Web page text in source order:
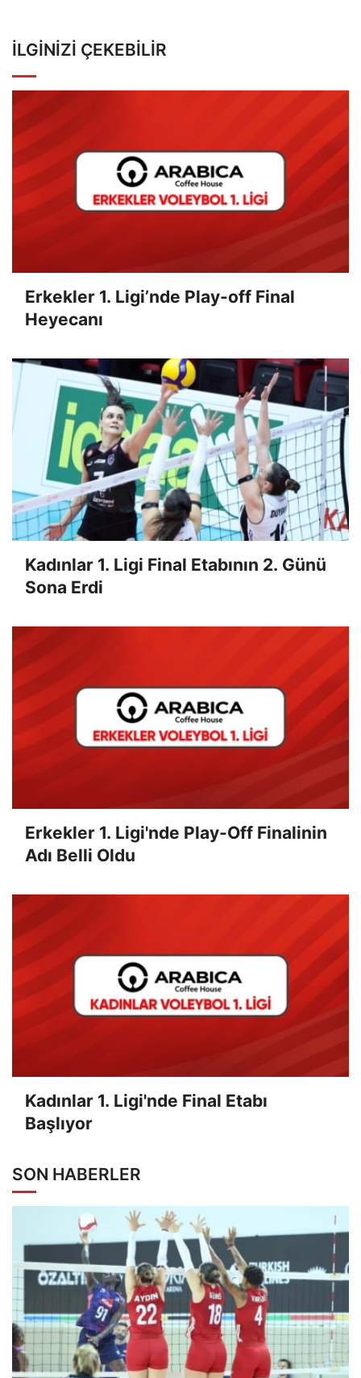
İLGINIZI ÇEKEBILIR
Erkekler 1. Ligi’nde Play-off Final
Heyecanı
Kadınlar 1. Ligi Final Etabının 2. Günü
Sona Erdi
Erkekler 1. Ligi'nde Play-Off Finalinin
Adı Belli Oldu
Kadınlar 1. Ligi'nde Final Etabı
Başlıyor
SON HABERLER